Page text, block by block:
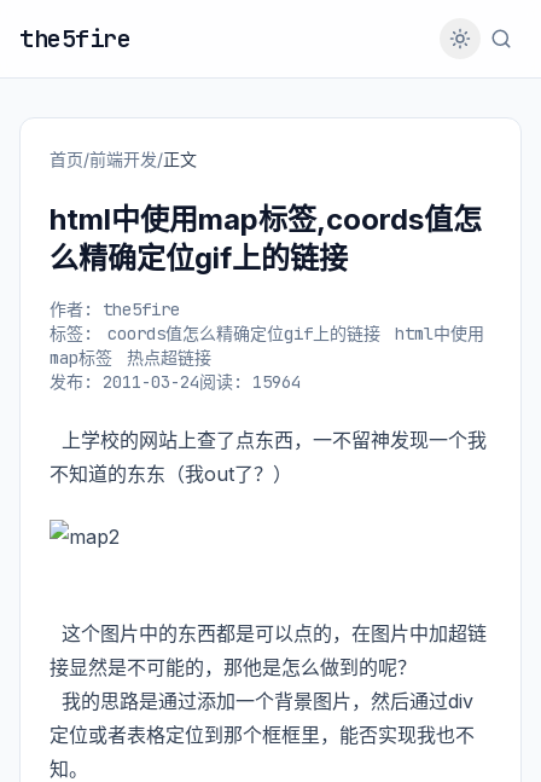
the5fire
首页/前端开发/正文
html中使用map标签,coords值怎
么精确定位gif上的链接
作者: the5fire
标签:
coords值怎么精确定位gif上的链接
html中使用
map标签
热点超链接
发布: 2011-03-24阅读: 15964
上学校的网站上查了点东西，一不留神发现一个我
不知道的东东（我out了？）
这个图片中的东西都是可以点的，在图片中加超链
接显然是不可能的，那他是怎么做到的呢？
我的思路是通过添加一个背景图片，然后通过div
定位或者表格定位到那个框框里，能否实现我也不
知。